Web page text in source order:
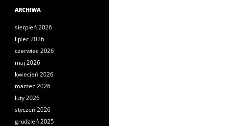
ARCHIWA
sierpień 2026
lipiec 2026
czerwiec 2026
maj 2026
kwiecień 2026
marzec 2026
luty 2026
styczeń 2026
grudzień 2025